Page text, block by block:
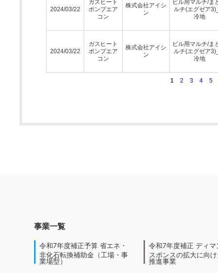
2024/03/22
ガスヒート
ポンプエア
コン
株式会社アイシ
ン
ビル用マルチ/ま
ルチ(エグゼア
冷地
2024/03/22
ガスヒート
ポンプエア
コン
株式会社アイシ
ン
ビル用マルチ/ま
ルチ(エグゼア
冷地
1 2 3 4 5
事業一覧
令和7年度補正予算 省エネ・
非化石転換補助金（工場・事
業場型）
令和7年度補正 ディマ
スポンスの拡大に向
推進事業